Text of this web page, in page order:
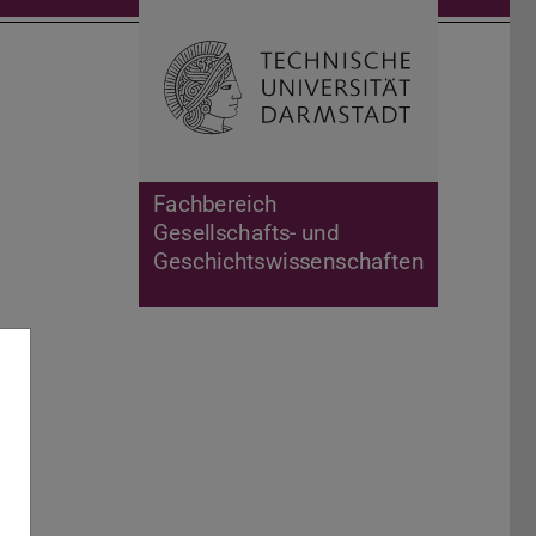
Fachbereich
Gesellschafts- und
Geschichtswissenschaften
Suche öffnen